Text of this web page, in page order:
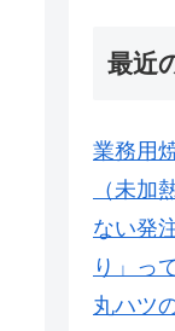
最近
業務用
（未加
ない発
り」っ
丸ハツ